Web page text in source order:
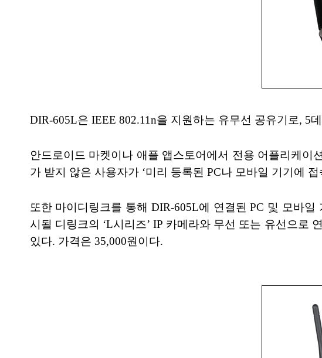
DIR-605L은 IEEE 802.11n을 지원하는 유무선 공유기로, 5
안드로이드 마켓이나 애플 앱스토어에서 전용 어플리케이
가 받지 않은 사용자가 ‘미리 등록된 PC나 모바일 기기에
또한 마이디링크를 통해 DIR-605L에 연결된 PC 및 모바
시될 디링크의 ‘L시리즈’ IP 카메라와 무선 또는 유선으로
있다. 가격은 35,000원이다.